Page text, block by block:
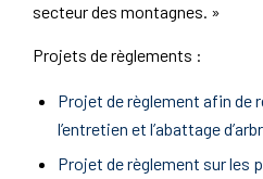
secteur des montagnes. »
Projets de règlements :
Projet de règlement afin de
l’entretien et l’abattage
Projet de règlement sur les